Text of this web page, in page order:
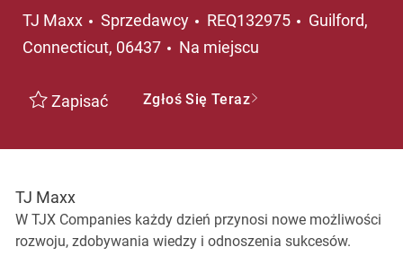
TJ Maxx Kategoria
Sprzedawcy REQ132975 Lokalizacja
Guilford,
Connecticut, 06437
Na miejscu
Zapisać Zgłoś Się Teraz
TJ Maxx
W TJX Companies każdy dzień przynosi nowe możliwości
rozwoju, zdobywania wiedzy i odnoszenia sukcesów.